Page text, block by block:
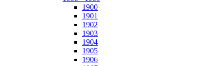
1900
1901
1902
1903
1904
1905
1906